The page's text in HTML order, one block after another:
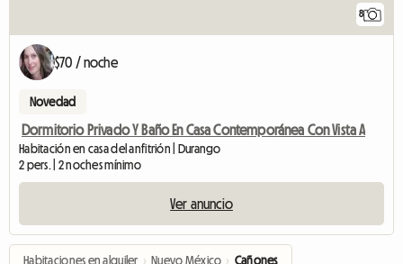
8
$70 / noche
Novedad
Dormitorio Privado Y Baño En Casa Contemporánea Con Vista A
Habitación en casa del anfitrión | Durango
2 pers. | 2 noches mínimo
Ver anuncio
Habitaciones en alquiler › Nuevo México › Cañones